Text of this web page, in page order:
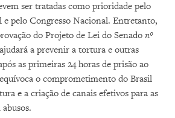
ser tratadas como prioridade pelo
pelo Congresso Nacional. Entretanto,
do Projeto de Lei do Senado nº
a prevenir a tortura e outras
as primeiras 24 horas de prisão ao
o comprometimento do Brasil
e a criação de canais efetivos para as